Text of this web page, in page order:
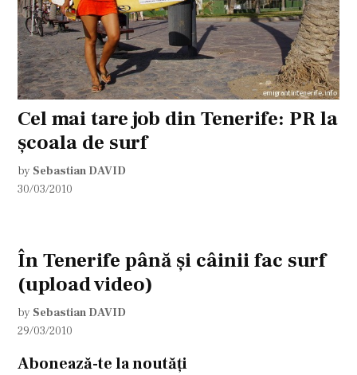
Cel mai tare job din Tenerife: PR la
şcoala de surf
by Sebastian DAVID
30/03/2010
În Tenerife până şi câinii fac surf
(upload video)
by Sebastian DAVID
29/03/2010
Abonează-te la noutăți